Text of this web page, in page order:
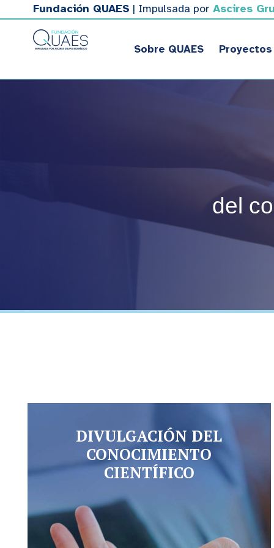
Fundación QUAES | Impulsada por Ascires
Sobre QUAES Proyectos
del
DIVULGACIÓN DEL
CONOCIMIENTO
CIENTÍFICO